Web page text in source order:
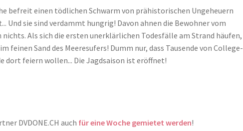
befreit einen tödlichen Schwarm von prähistorischen Ungeheuern
Und sie sind verdammt hungrig! Davon ahnen die Bewohner vom
Als sich die ersten unerklärlichen Todesfälle am Strand häufen,
Sand des Meeresufers! Dumm nur, dass Tausende von College-
dort feiern wollen... Die Jagdsaison ist eröffnet!
DVDONE.CH auch für eine Woche gemietet werden!